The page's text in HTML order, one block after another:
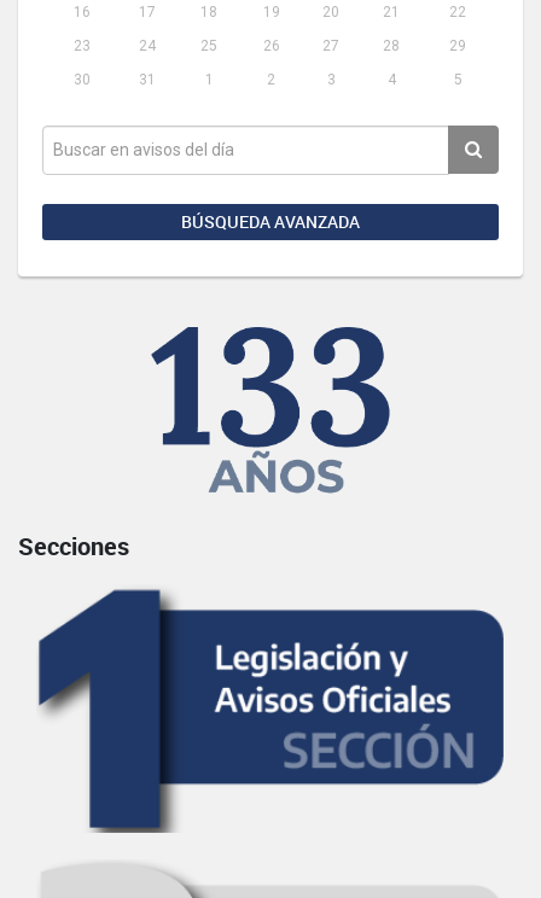
16
17 18 19 20 21
22
23
24 25 26 27 28
29
30
31 1 2 3 4 5
BÚSQUEDA AVANZADA
Secciones